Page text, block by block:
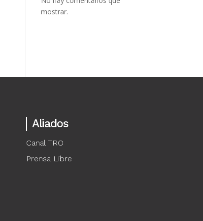
mostrar.
Aliados
Canal TRO
Prensa Libre